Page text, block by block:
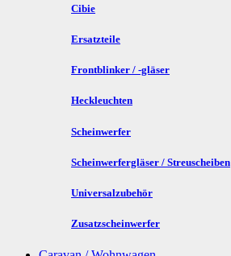
Cibie
Ersatzteile
Frontblinker / -gläser
Heckleuchten
Scheinwerfer
Scheinwerfergläser / Streuscheiben
Universalzubehör
Zusatzscheinwerfer